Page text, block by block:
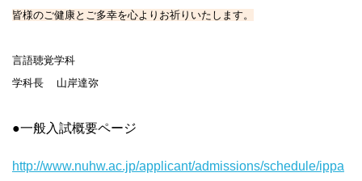
皆様のご健康とご多幸を心よりお祈りいたします。
言語聴覚学科
学科長  山岸達弥
●一般入試概要ページ
http://www.nuhw.ac.jp/applicant/admissions/schedule/ippa